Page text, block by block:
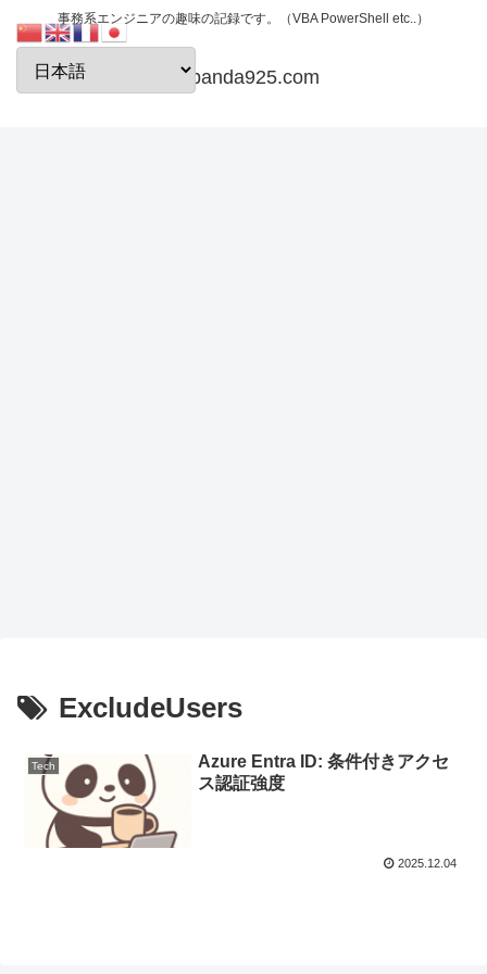
事務系エンジニアの趣味の記録です。（VBA PowerShell etc..）
papanda925.com
ExcludeUsers
Tech
Azure Entra ID: 条件付きアクセ
ス認証強度
2025.12.04